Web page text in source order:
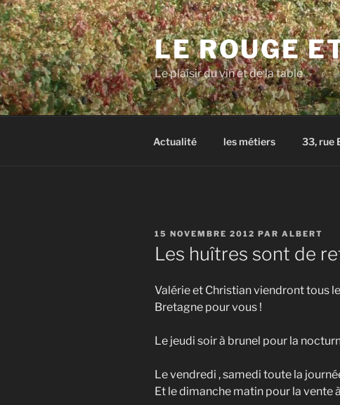
Aller
au
contenu
principal
LE ROUGE
Le plaisir du vin et de la table
Actualité les métiers 33, rue
PUBLIÉ
LE
15 NOVEMBRE 2012 PAR ALBERT
Les huîtres sont de
Valérie et Christian viendront tous
Bretagne pour vous !
Le jeudi soir à brunel pour la
Le vendredi , samedi toute la
Et le dimanche matin pour la vente